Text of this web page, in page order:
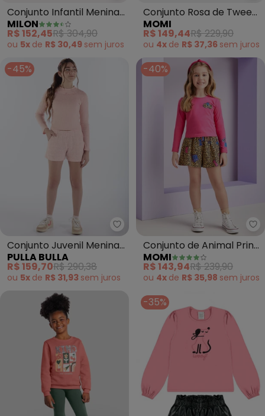
Conjunto Infantil Menina
Tricot (Rosa)
MILON
R$ 152,45R$ 304,90
ou 5x de R$ 30,49 sem juros
Conjunto Rosa de Tweed
com Corações (Rosa)
MOMI
R$ 149,44R$ 229,90
ou 4x de R$ 37,36 sem juros
-45%
Pulla Bulla - Conjunto Juvenil
Conjunto Juvenil Menina
Malha Canelada (Rosa)
PULLA BULLA
R$ 159,70R$ 290,38
ou 5x de R$ 31,93 sem juros
-40%
Conjunto de Animal Print
(Rosa)
MOMI
R$ 143,94R$ 239,90
ou 4x de R$ 35,98 sem juros
-35%